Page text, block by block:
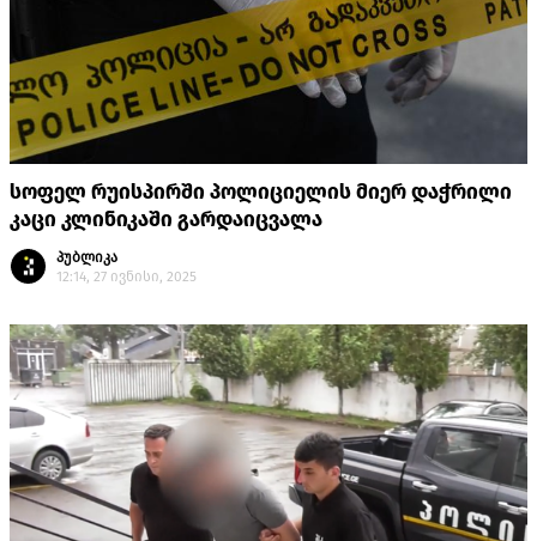
სოფელ რუისპირში პოლიციელის მიერ დაჭრილი
კაცი კლინიკაში გარდაიცვალა
პუბლიკა
12:14, 27 ივნისი, 2025